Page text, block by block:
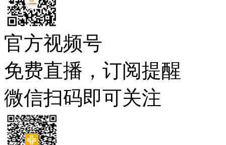
官方视频号
免费直播，订阅提醒
微信扫码即可关注